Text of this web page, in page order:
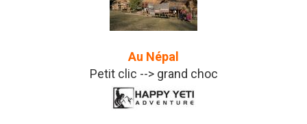
Au Népal
Petit clic --> grand choc